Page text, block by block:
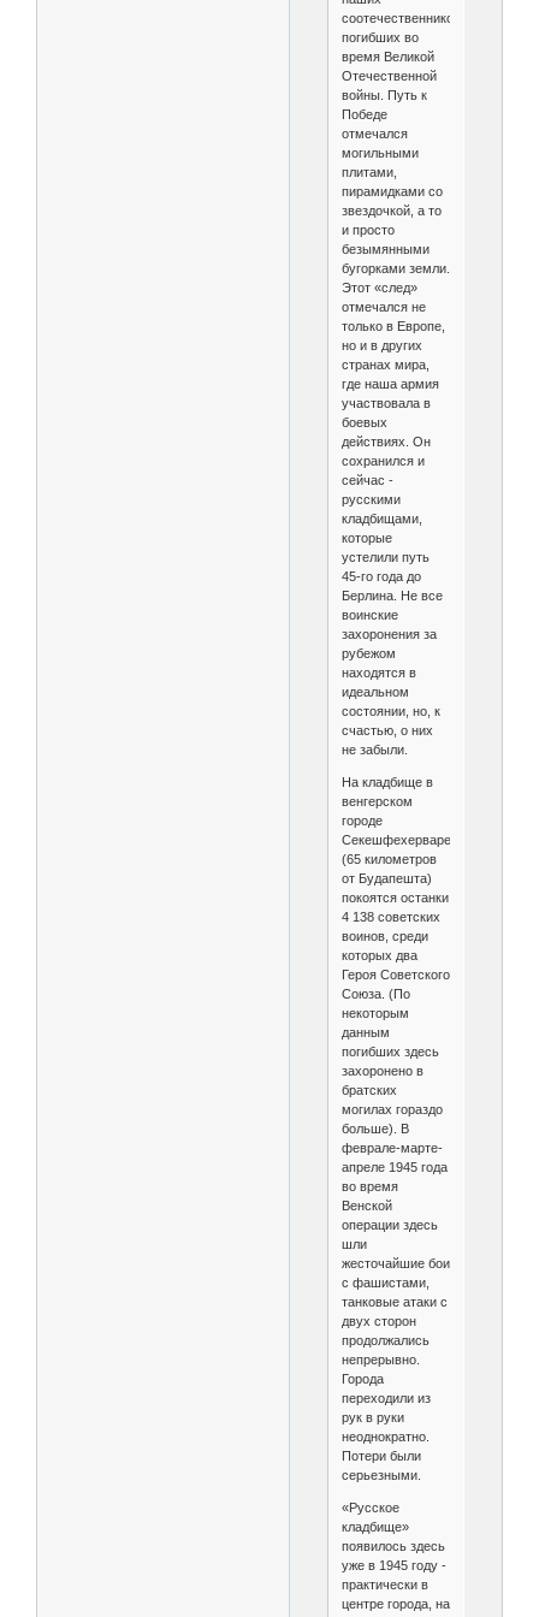
соотечественников,
погибших во
время Великой
Отечественной
войны. Путь к
Победе
отмечался
могильными
плитами,
пирамидками со
звездочкой, а то
и просто
безымянными
бугорками земли.
Этот «след»
отмечался не
только в Европе,
но и в других
странах мира,
где наша армия
участвовала в
боевых
действиях. Он
сохранился и
сейчас -
русскими
кладбищами,
которые
устелили путь
45-го года до
Берлина. Не все
воинские
захоронения за
рубежом
находятся в
идеальном
состоянии, но, к
счастью, о них
не забыли.
На кладбище в
венгерском
городе
Секешфехерваре
(65 километров
от Будапешта)
покоятся останки
4 138 советских
воинов, среди
которых два
Героя Советского
Союза. (По
некоторым
данным
погибших здесь
захоронено в
братских
могилах гораздо
больше). В
феврале-марте-
апреле 1945 года
во время
Венской
операции здесь
шли
жесточайшие бои
с фашистами,
танковые атаки с
двух сторон
продолжались
непрерывно.
Города
переходили из
рук в руки
неоднократно.
Потери были
серьезными.
«Русское
кладбище»
появилось здесь
уже в 1945 году -
практически в
центре города, на